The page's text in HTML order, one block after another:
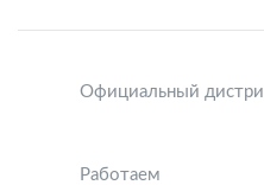
Официальный
Работаем